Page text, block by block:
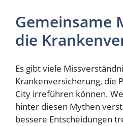
Gemeinsame
die
Es gibt viele
Krankenversicherung, die
City irreführen können.
hinter diesen Mythen
bessere Entscheidungen